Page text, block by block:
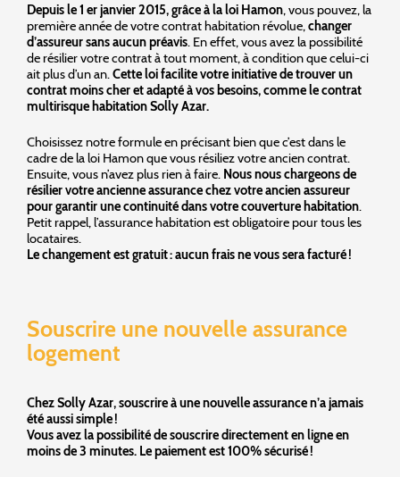
Depuis le 1 er janvier 2015, grâce à la loi Hamon, vous pouvez, la
première année de votre contrat habitation révolue,changer
d’assureur sans aucun préavis. En effet, vous avez la possibilité
de résilier votre contrat à tout moment, à condition que celui-ci
ait plus d’un an.Cette loi facilite votre initiative de trouver un
contrat moins cher et adapté à vos besoins, comme le contrat
multirisque habitation Solly Azar.
Choisissez notre formule en précisant bien que c’est dans le
cadre de la loi Hamon que vous résiliez votre ancien contrat.
Ensuite, vous n’avez plus rien à faire. Nous nous chargeons de
résilier votre ancienne assurance chez votre ancien assureur
pour garantir une continuité dans votre couverture habitation.
Petit rappel, l’assurance habitation est obligatoire pour tous les
locataires.
Le changement est gratuit : aucun frais ne vous sera facturé !
Souscrire une nouvelle assurance
logement
Chez Solly Azar, souscrire à une nouvelle assurance n’a jamais
été aussi simple !
Vous avez la possibilité de souscrire directement en ligne en
moins de 3 minutes. Le paiement est 100% sécurisé !